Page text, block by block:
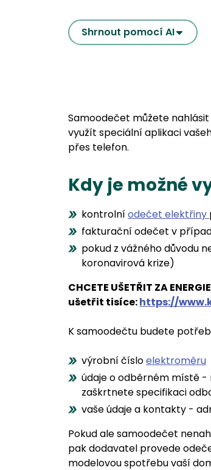
Shrnout pomocí AI
Samoodečet můžete nahlásit
využít speciální aplikaci
přes telefon.
Kdy je možné
kontrolníodečet elektřiny
fakturační odečet v
pokud z vážného důvodu
koronavirová krize)
CHCETE UŠETŘIT ZA
ušetřit tisíce:https://
K samoodečtu budete
výrobní čísloelektroměru
údaje o odběrném místě -
zaškrtnete specifikaci
vaše údaje a kontakty -
Pokud ale samoodečet
pak dodavatel provede
modelovou spotřebu vaší